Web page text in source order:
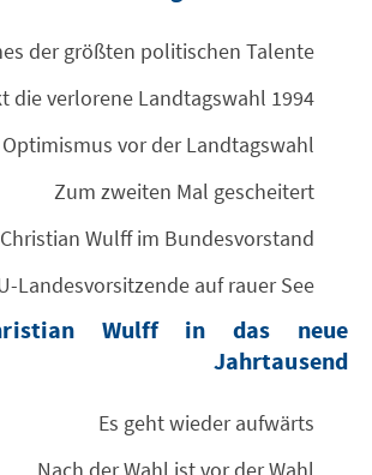
der größten politischen Talente”
die verlorene Landtagswahl 1994
Optimismus vor der Landtagswahl
Zum zweiten Mal gescheitert
Christian Wulff im Bundesvorstand
Landesvorsitzende auf rauer See
Wulff in das neue
Jahrtausend
Es geht wieder aufwärts
Nach der Wahl ist vor der Wahl